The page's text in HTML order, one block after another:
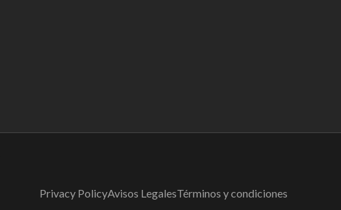
Privacy PolicyAvisos LegalesTérminos y condiciones